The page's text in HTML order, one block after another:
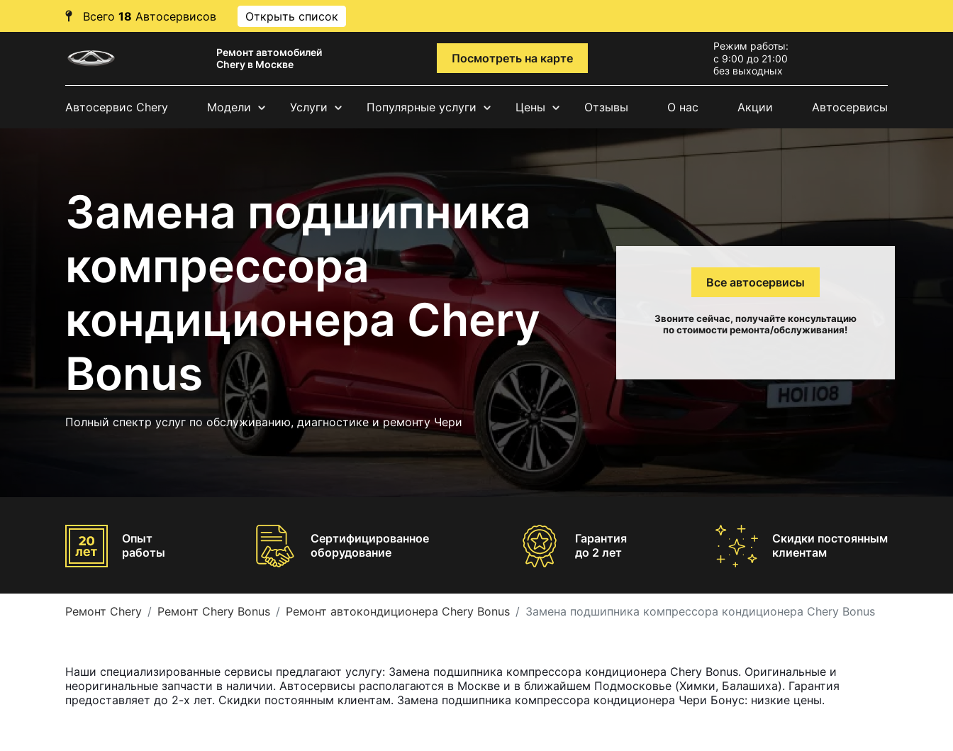
Всего 18 Автосервисов Открыть список
Ремонт автомобилей
Chery в Москве
Посмотреть на карте
Режим работы:
с 9:00 до 21:00
без выходных
Автосервис Chery Модели Услуги Популярные услуги Цены Отзывы О нас Акции Автосервисы
Замена подшипника
компрессора
кондиционера Chery
Bonus
Полный спектр услуг по обслуживанию, диагностике и ремонту Чери
Все автосервисы
Звоните сейчас, получайте консультацию
по стоимости ремонта/обслуживания!
Опыт
работы
Сертифицированное
оборудование
Гарантия
до 2 лет
Скидки постоянным
клиентам
Ремонт Chery Ремонт Chery Bonus Ремонт автокондиционера Chery Bonus Замена подшипника компрессора кондиционера Chery Bonus
Наши специализированные сервисы предлагают услугу: Замена подшипника компрессора кондиционера Chery Bonus. Оригинальные и
неоригинальные запчасти в наличии. Автосервисы располагаются в Москве и в ближайшем Подмосковье (Химки, Балашиха). Гарантия
предоставляет до 2-х лет. Скидки постоянным клиентам. Замена подшипника компрессора кондиционера Чери Бонус: низкие цены.